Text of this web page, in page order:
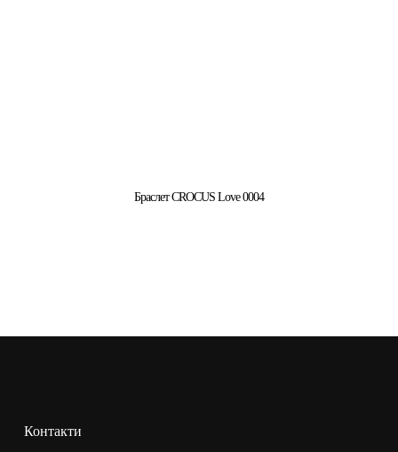
Браслет CROCUS Love 0004
Контакти